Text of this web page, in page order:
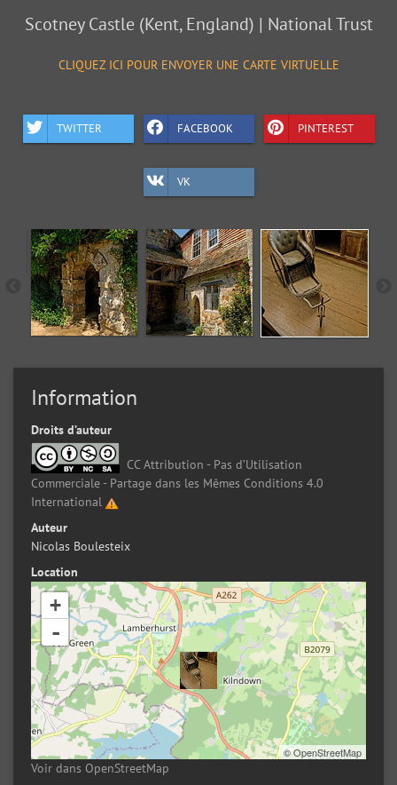
Scotney Castle (Kent, England) | National Trust
CLIQUEZ ICI POUR ENVOYER UNE CARTE VIRTUELLE
TWITTER FACEBOOK PINTEREST
VK
Information
Droits d’auteur
CC Attribution - Pas d’Utilisation
Commerciale - Partage dans les Mêmes Conditions 4.0
International
Auteur
Nicolas Boulesteix
Location
+
-
©OpenStreetMap
Voir dans OpenStreetMap